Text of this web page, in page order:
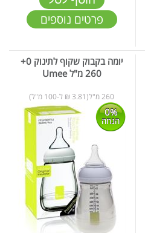
פרטים נוספים
יומה בקבוק שקוף לתינוק 0+
260 מ"ל Umee
260 מ"ל(3.81 ₪ ל-100 מ"ל)
0%
הנחה